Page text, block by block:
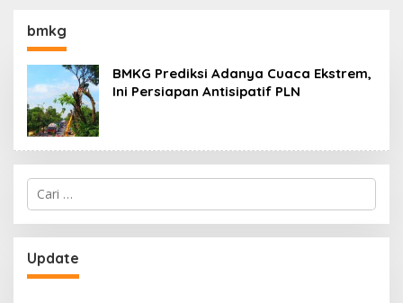
bmkg
BMKG Prediksi Adanya Cuaca Ekstrem,
Ini Persiapan Antisipatif PLN
Cari
untuk:
Update